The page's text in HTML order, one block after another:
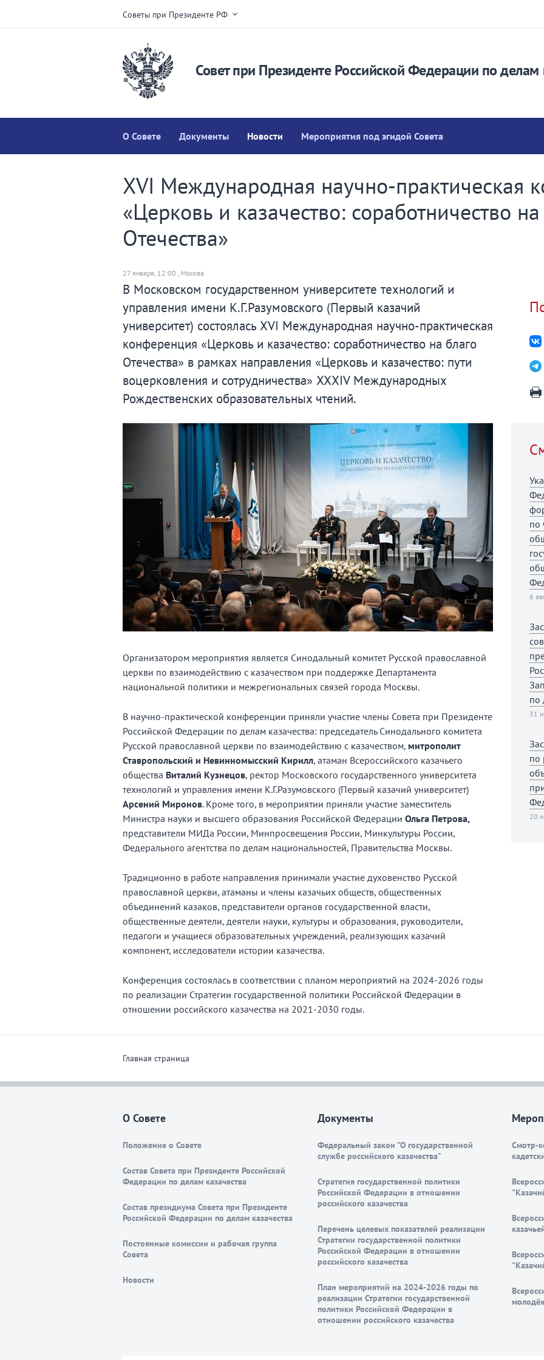
Советы при Президенте РФ
Совет при Президенте Российской Федерации по делам
О Совете Документы Новости Мероприятия под эгидой Совета
XVI Международная научно-практическая
«Церковь и казачество: соработничество
Отечества»
27 января, 12:00 , Москва
В Московском государственном университете технологий и
управления имени К.Г.Разумовского (Первый казачий
университет) состоялась XVI Международная научно-практическая
конференция «Церковь и казачество: соработничество на благо
Отечества» в рамках направления «Церковь и казачество: пути
воцерковления и сотрудничества» XXХIV Международных
Рождественских образовательных чтений.
Организатором мероприятия является Синодальный комитет Русской православной
церкви по взаимодействию с казачеством при поддержке Департамента
национальной политики и межрегиональных связей города Москвы.
В научно-практической конференции приняли участие члены Совета при Президенте
Российской Федерации по делам казачества: председатель Синодального комитета
Русской православной церкви по взаимодействию с казачеством, митрополит
Ставропольский и Невинномысский Кирилл, атаман Всероссийского казачьего
общества Виталий Кузнецов, ректор Московского государственного университета
технологий и управления имени К.Г.Разумовского (Первый казачий университет)
Арсений Миронов. Кроме того, в мероприятии приняли участие заместитель
Министра науки и высшего образования Российской Федерации Ольга Петрова,
представители МИДа России, Минпросвещения России, Минкультуры России,
Федерального агентства по делам национальностей, Правительства Москвы.
Традиционно в работе направления принимали участие духовенство Русской
православной церкви, атаманы и члены казачьих обществ, общественных
объединений казаков, представители органов государственной власти,
общественные деятели, деятели науки, культуры и образования, руководители,
педагоги и учащиеся образовательных учреждений, реализующих казачий
компонент, исследователи истории казачества.
Конференция состоялась в соответствии с планом мероприятий на 2024-2026 годы
по реализации Стратегии государственной политики Российской Федерации в
отношении российского казачества на 2021-2030 годы.
по
6
по
31
по
20
Главная страница
О Совете
Положение о Совете
Состав Совета при Президенте Российской
Федерации по делам казачества
Состав президиума Совета при Президенте
Российской Федерации по делам казачества
Постоянные комиссии и рабочая группа
Совета
Новости
Документы
Федеральный закон "О государственной
службе российского казачества"
Стратегия государственной политики
Российской Федерации в отношении
российского казачества
Перечень целевых показателей реализации
Стратегии государственной политики
Российской Федерации в отношении
российского казачества
План мероприятий на 2024-2026 годы по
реализации Стратегии государственной
политики Российской Федерации в
отношении российского казачества
Смотр-